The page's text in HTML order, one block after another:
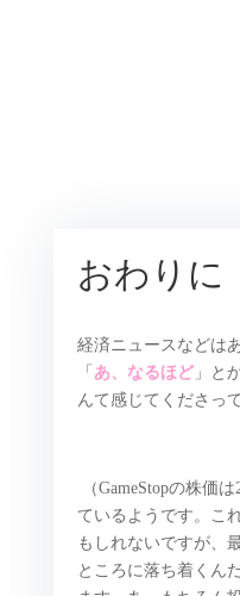
おわりに
経済ニュースなどは
「 あ、なるほど」と
んて感じてくださっ
（GameStopの株価
ているようです。こ
もしれないですが、
ところに落ち着くん